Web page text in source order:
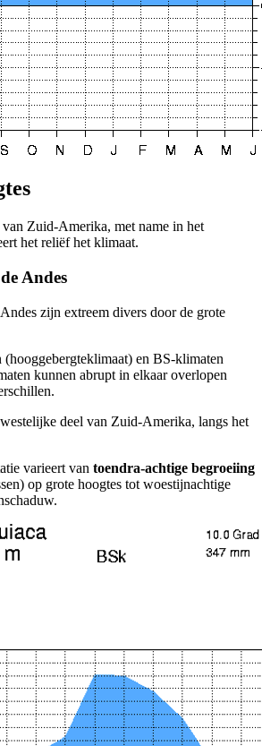
Zuid-Amerika, met name in het
het reliëf het klimaat.
Andes
zijn extreem divers door de grote
en BS-klimaten
kunnen abrupt in elkaar overlopen
deel van Zuid-Amerika, langs het
varieert van toendra-achtige begroeiing
op grote hoogtes tot woestijnachtige